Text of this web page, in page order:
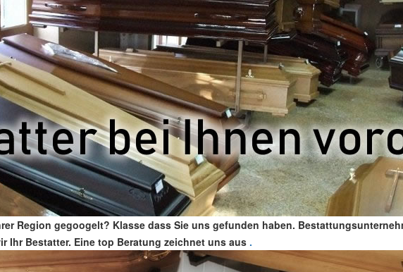
Region gegoogelt? Klasse dass Sie uns gefunden haben.
Ihr Bestatter. Eine top Beratung zeichnet uns aus .